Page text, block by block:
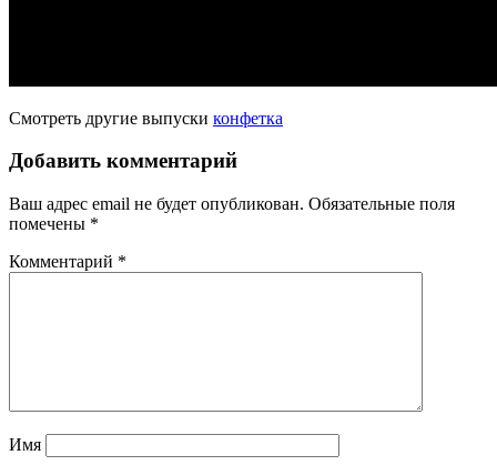
Смотреть другие выпуски конфетка
Добавить комментарий
Ваш адрес email не будет опубликован. Обязательные поля
помечены *
Комментарий *
Имя